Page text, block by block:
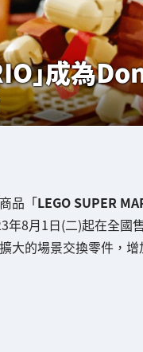
」成為
品「LEGO SUPER
8月1日(二)起在全國
大的場景交換零件，增